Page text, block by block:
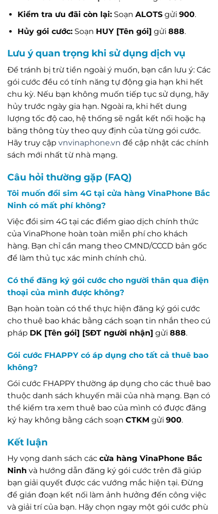
Kiểm tra ưu đãi còn lại:Soạn ALOTSgửi 900.
Hủy gói cước:Soạn HUY [Tên gói] gửi 888.
Lưu ý quan trọng khi sử dụng dịch vụ
Để tránh bị trừ tiền ngoài ý muốn, bạn cần lưu ý: Các
gói cước đều có tính năng tự động gia hạn khi hết
chu kỳ. Nếu bạn không muốn tiếp tục sử dụng, hãy
hủy trước ngày gia hạn. Ngoài ra, khi hết dung
lượng tốc độ cao, hệ thống sẽ ngắt kết nối hoặc hạ
băng thông tùy theo quy định của từng gói cước.
Hãy truy cập vnvinaphone.vn để cập nhật các chính
sách mới nhất từ nhà mạng.
Câu hỏi thường gặp (FAQ)
Tôi muốn đổi sim 4G tại cửa hàng VinaPhone Bắc
Ninh có mất phí không?
Việc đổi sim 4G tại các điểm giao dịch chính thức
của VinaPhone hoàn toàn miễn phí cho khách
hàng. Bạn chỉ cần mang theo CMND/CCCD bản gốc
để làm thủ tục xác minh chính chủ.
Có thể đăng ký gói cước cho người thân qua điện
thoại của mình được không?
Bạn hoàn toàn có thể thực hiện đăng ký gói cước
cho thuê bao khác bằng cách soạn tin nhắn theo cú
pháp DK [Tên gói] [SĐT người nhận] gửi 888.
Gói cước FHAPPY có áp dụng cho tất cả thuê bao
không?
Gói cước FHAPPY thường áp dụng cho các thuê bao
thuộc danh sách khuyến mãi của nhà mạng. Bạn có
thể kiểm tra xem thuê bao của mình có được đăng
ký hay không bằng cách soạn CTKM gửi 900.
Kết luận
Hy vọng danh sách các cửa hàng VinaPhone Bắc
Ninh và hướng dẫn đăng ký gói cước trên đã giúp
bạn giải quyết được các vướng mắc hiện tại. Đừng
để gián đoạn kết nối làm ảnh hưởng đến công việc
và giải trí của bạn. Hãy chọn ngay một gói cước phù